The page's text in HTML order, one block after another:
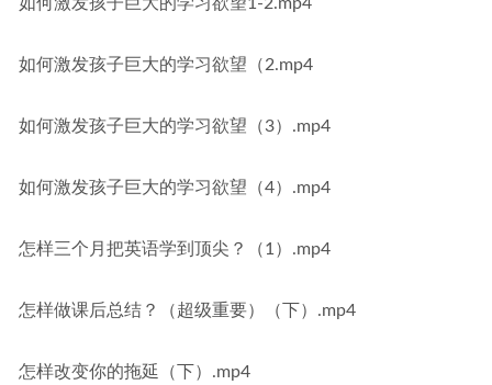
如何激发孩子巨大的学习欲望（2.mp4
如何激发孩子巨大的学习欲望（3）.mp4
如何激发孩子巨大的学习欲望（4）.mp4
怎样三个月把英语学到顶尖？（1）.mp4
怎样做课后总结？（超级重要）（下）.mp4
怎样改变你的拖延（下）.mp4